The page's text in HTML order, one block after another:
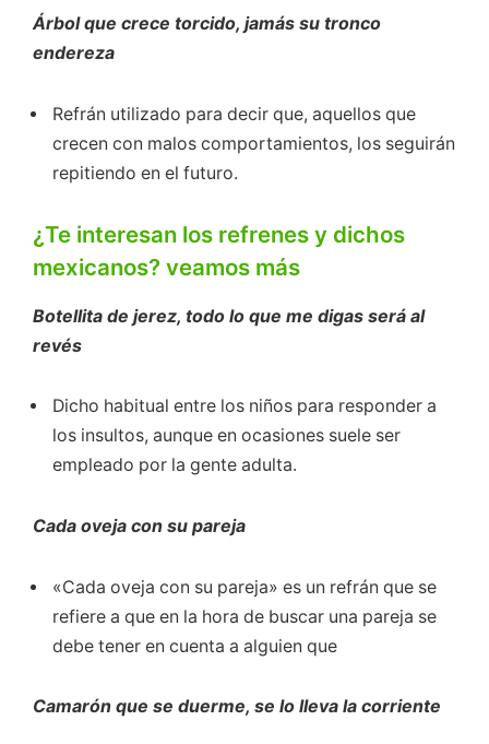
Árbol que crece torcido, jamás su tronco
endereza
Refrán utilizado para decir que, aquellos que
crecen con malos comportamientos, los seguirán
repitiendo en el futuro.
¿Te interesan los refrenes y dichos
mexicanos? veamos más
Botellita de jerez, todo lo que me digas será al
revés
Dicho habitual entre los niños para responder a
los insultos, aunque en ocasiones suele ser
empleado por la gente adulta.
Cada oveja con su pareja
«Cada oveja con su pareja» es un refrán que se
refiere a que en la hora de buscar una pareja se
debe tener en cuenta a alguien que
Camarón que se duerme, se lo lleva la corriente